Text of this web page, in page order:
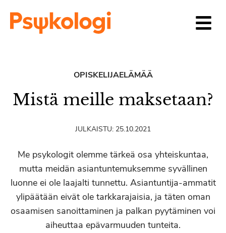
OPISKELIJAELÄMÄÄ
Mistä meille maksetaan?
JULKAISTU: 25.10.2021
Me psykologit olemme tärkeä osa yhteiskuntaa,
mutta meidän asiantuntemuksemme syvällinen
luonne ei ole laajalti tunnettu. Asiantuntija-ammatit
ylipäätään eivät ole tarkkarajaisia, ja täten oman
osaamisen sanoittaminen ja palkan pyytäminen voi
aiheuttaa epävarmuuden tunteita.